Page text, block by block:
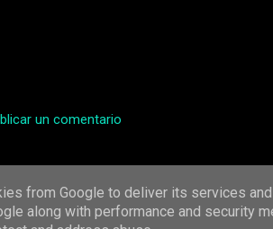
un comentario
from Google to deliver its services
along with performance and security